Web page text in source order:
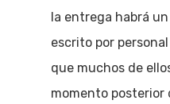
la entrega habrá
escrito por
que muchos de
momento posterior